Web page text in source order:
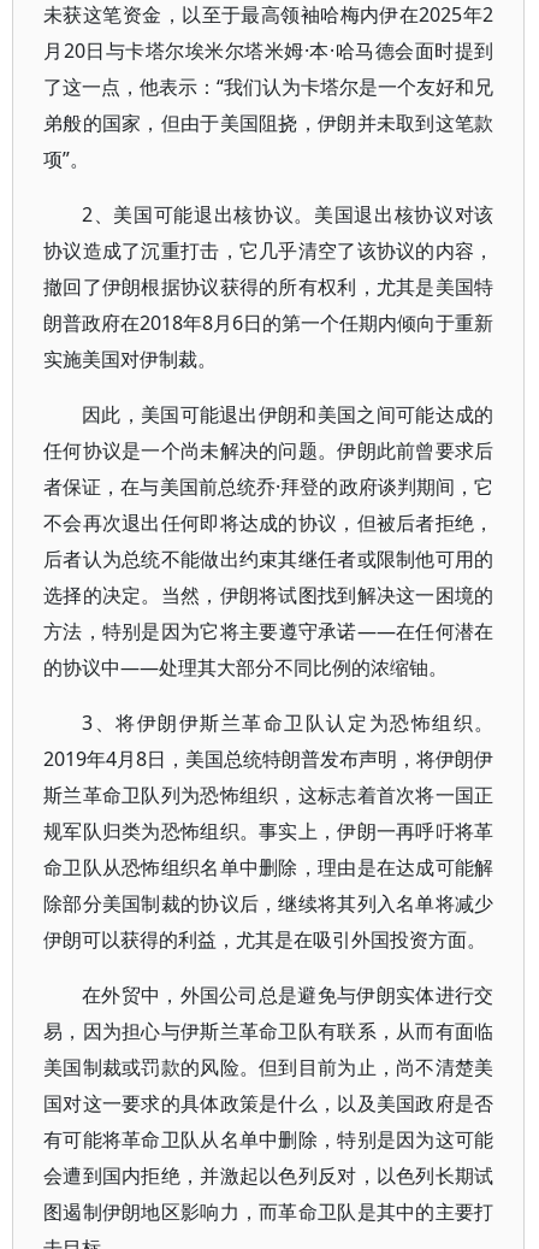
未获这笔资金，以至于最高领袖哈梅内伊在2025年2
月20日与卡塔尔埃米尔塔米姆·本·哈马德会面时提到
了这一点，他表示：“我们认为卡塔尔是一个友好和兄
弟般的国家，但由于美国阻挠，伊朗并未取到这笔款
项”。
2、美国可能退出核协议。美国退出核协议对该
协议造成了沉重打击，它几乎清空了该协议的内容，
撤回了伊朗根据协议获得的所有权利，尤其是美国特
朗普政府在2018年8月6日的第一个任期内倾向于重新
实施美国对伊制裁。
因此，美国可能退出伊朗和美国之间可能达成的
任何协议是一个尚未解决的问题。伊朗此前曾要求后
者保证，在与美国前总统乔·拜登的政府谈判期间，它
不会再次退出任何即将达成的协议，但被后者拒绝，
后者认为总统不能做出约束其继任者或限制他可用的
选择的决定。当然，伊朗将试图找到解决这一困境的
方法，特别是因为它将主要遵守承诺——在任何潜在
的协议中——处理其大部分不同比例的浓缩铀。
3、将伊朗伊斯兰革命卫队认定为恐怖组织。
2019年4月8日，美国总统特朗普发布声明，将伊朗伊
斯兰革命卫队列为恐怖组织，这标志着首次将一国正
规军队归类为恐怖组织。事实上，伊朗一再呼吁将革
命卫队从恐怖组织名单中删除，理由是在达成可能解
除部分美国制裁的协议后，继续将其列入名单将减少
伊朗可以获得的利益，尤其是在吸引外国投资方面。
在外贸中，外国公司总是避免与伊朗实体进行交
易，因为担心与伊斯兰革命卫队有联系，从而有面临
美国制裁或罚款的风险。但到目前为止，尚不清楚美
国对这一要求的具体政策是什么，以及美国政府是否
有可能将革命卫队从名单中删除，特别是因为这可能
会遭到国内拒绝，并激起以色列反对，以色列长期试
图遏制伊朗地区影响力，而革命卫队是其中的主要打